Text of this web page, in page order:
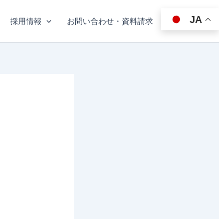
採用情報 お問い合わせ・資料請求 JA